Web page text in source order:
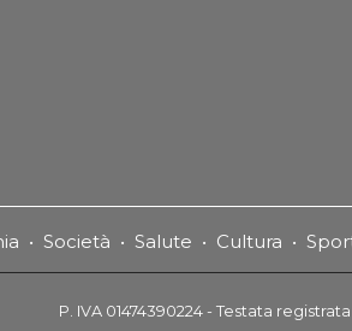
• Società • Salute • Cultura •
P. IVA 01474390224 - Testata